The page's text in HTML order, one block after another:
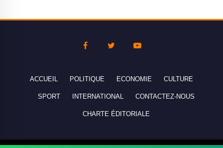
ACCUEIL POLITIQUE ECONOMIE CULTURE
SPORT INTERNATIONAL CONTACTEZ-NOUS
CHARTE ÉDITORIALE